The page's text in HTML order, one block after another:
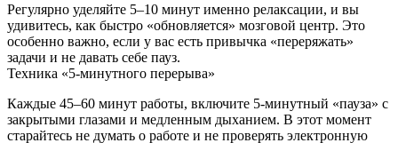
Регулярно уделяйте 5–10 минут именно релаксации, и вы
удивитесь, как быстро «обновляется» мозговой центр. Это
особенно важно, если у вас есть привычка «переряжать»
задачи и не давать себе пауз.
Техника «5‑минутного перерыва»
Каждые 45–60 минут работы, включите 5‑минутный «пауза» с
закрытыми глазами и медленным дыханием. В этот момент
старайтесь не думать о работе и не проверять электронную